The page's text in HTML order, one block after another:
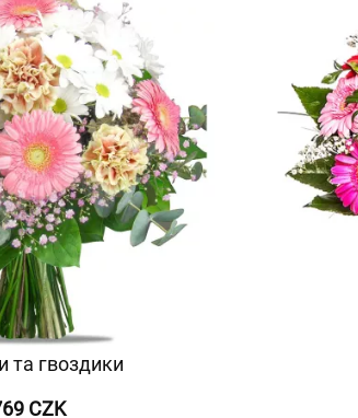
та гвоздики
CZK